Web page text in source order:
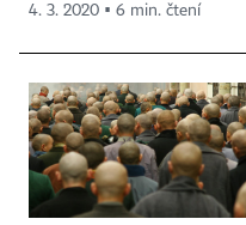
4. 3. 2020 ▪ 6 min. čtení